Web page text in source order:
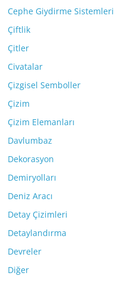
Cephe Giydirme Sistemleri
Çiftlik
Çitler
Civatalar
Çizgisel Semboller
Çizim
Çizim Elemanları
Davlumbaz
Dekorasyon
Demiryolları
Deniz Aracı
Detay Çizimleri
Detaylandırma
Devreler
Diğer